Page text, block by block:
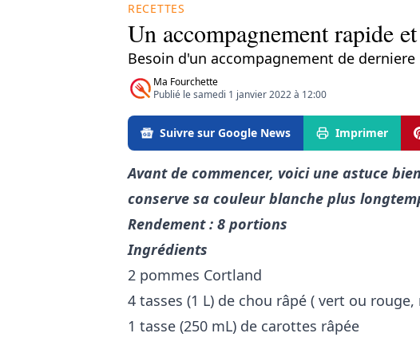
RECETTES
​Un accompagnement rapide
Besoin d'un accompagnement de
Ma Fourchette
Publié le samedi 1 janvier 2022 à 12:00
Suivre sur Google News Imprimer
Avant de commencer, voici une astuce
conserve sa couleur blanche plus
Rendement : 8 portions
Ingrédients
2 pommes Cortland
4 tasses (1 L) de chou râpé ( vert ou
1 tasse (250 mL) de carottes râpée